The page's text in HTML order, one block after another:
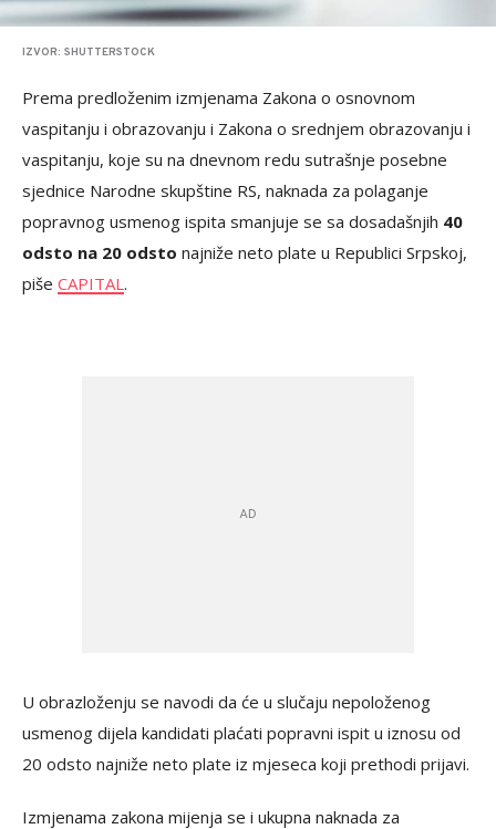
IZVOR: SHUTTERSTOCK
Prema predloženim izmjenama Zakona o osnovnom
vaspitanju i obrazovanju i Zakona o srednjem obrazovanju i
vaspitanju, koje su na dnevnom redu sutrašnje posebne
sjednice Narodne skupštine RS, naknada za polaganje
popravnog usmenog ispita smanjuje se sa dosadašnjih 40
odsto na 20 odsto najniže neto plate u Republici Srpskoj,
piše CAPITAL .
U obrazloženju se navodi da će u slučaju nepoloženog
usmenog dijela kandidati plaćati popravni ispit u iznosu od
20 odsto najniže neto plate iz mjeseca koji prethodi prijavi.
Izmjenama zakona mijenja se i ukupna naknada za